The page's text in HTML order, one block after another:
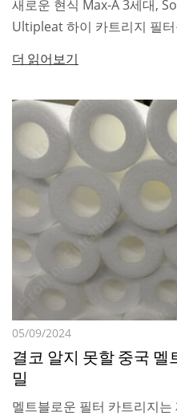
새로운 현식 Max-A 3세대,
Ultipleat 하이 카트리지 필
더 읽어보기
05/09/2024
결코 알지 못할 중국 멜
밀
멜트블로운 필터 카트리지